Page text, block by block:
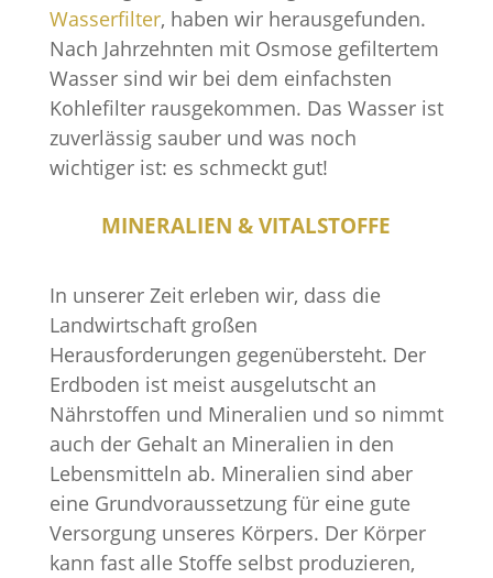
Wasserfilter, haben wir herausgefunden.
Nach Jahrzehnten mit Osmose gefiltertem
Wasser sind wir bei dem einfachsten
Kohlefilter rausgekommen. Das Wasser ist
zuverlässig sauber und was noch
wichtiger ist: es schmeckt gut!
MINERALIEN & VITALSTOFFE
In unserer Zeit erleben wir, dass die
Landwirtschaft großen
Herausforderungen gegenübersteht. Der
Erdboden ist meist ausgelutscht an
Nährstoffen und Mineralien und so nimmt
auch der Gehalt an Mineralien in den
Lebensmitteln ab. Mineralien sind aber
eine Grundvoraussetzung für eine gute
Versorgung unseres Körpers. Der Körper
kann fast alle Stoffe selbst produzieren,